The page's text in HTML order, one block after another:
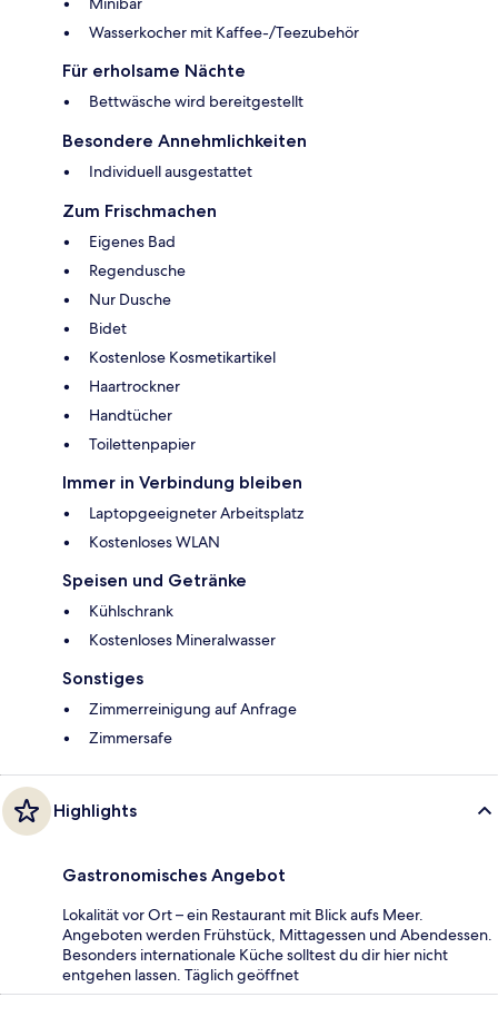
Wasserkocher mit Kaffee-/Teezubehör
Für erholsame Nächte
Bettwäsche wird bereitgestellt
Besondere Annehmlichkeiten
Individuell ausgestattet
Zum Frischmachen
Eigenes Bad
Regendusche
Nur Dusche
Bidet
Kostenlose Kosmetikartikel
Haartrockner
Handtücher
Toilettenpapier
Immer in Verbindung bleiben
Laptopgeeigneter Arbeitsplatz
Kostenloses WLAN
Speisen und Getränke
Kühlschrank
Kostenloses Mineralwasser
Sonstiges
Zimmerreinigung auf Anfrage
Zimmersafe
Highlights
Gastronomisches Angebot
Lokalität vor Ort – ein Restaurant mit Blick aufs Meer.
Angeboten werden Frühstück, Mittagessen und Abendessen.
Besonders internationale Küche solltest du dir hier nicht
entgehen lassen. Täglich geöffnet